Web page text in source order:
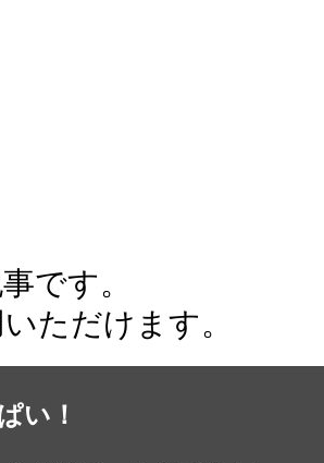
です。
ただけます。
い！